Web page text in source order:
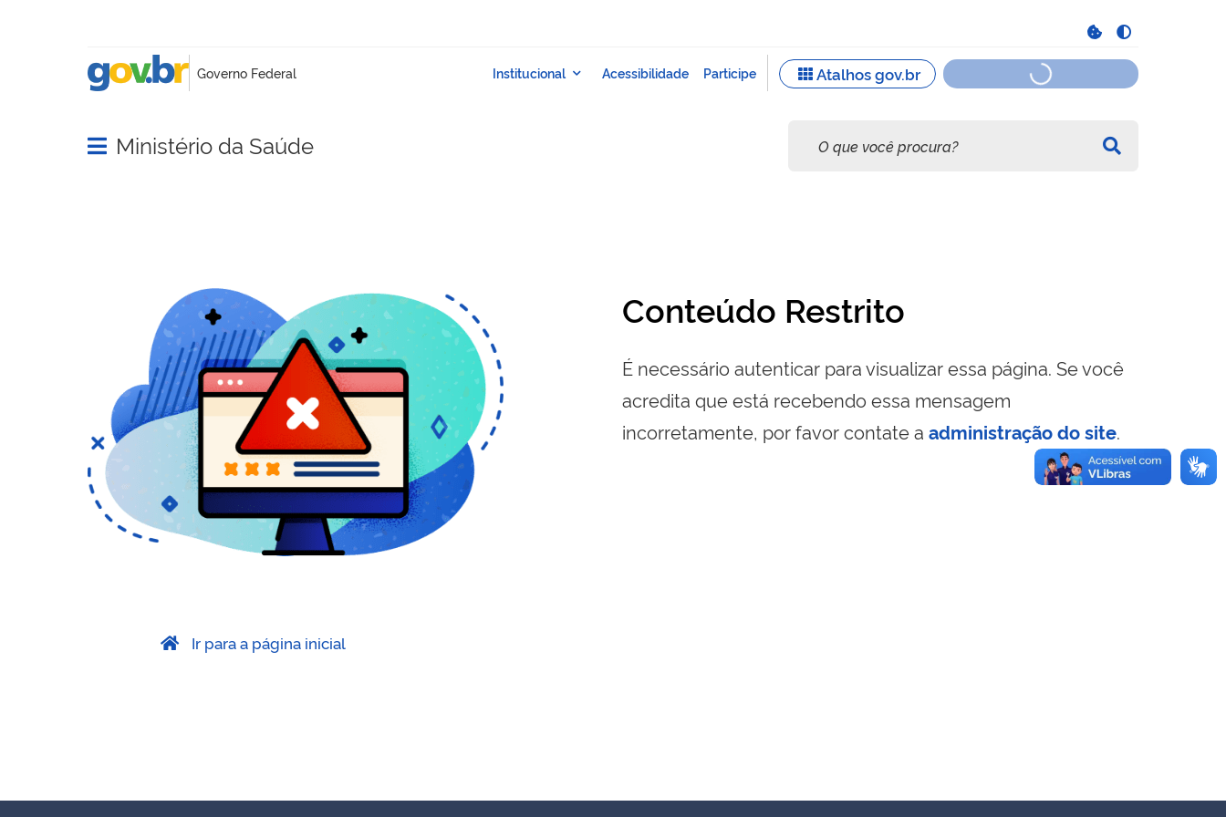
Abrir menu principal de navegação
Ministério da Saúde
Conteúdo Restrito
É necessário autenticar para visualizar essa página. Se você
acredita que está recebendo essa mensagem
incorretamente, por favor contate a administração do site.
Ir para a página inicial